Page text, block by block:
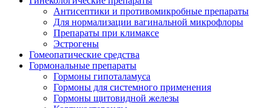
Антисептики и противомикробные препараты
Для нормализации вагинальной микрофлоры
Препараты при климаксе
Эстрогены
Гомеопатические средства
Гормональные препараты
Гормоны гипоталамуса
Гормоны для системного применения
Гормоны щитовидной железы